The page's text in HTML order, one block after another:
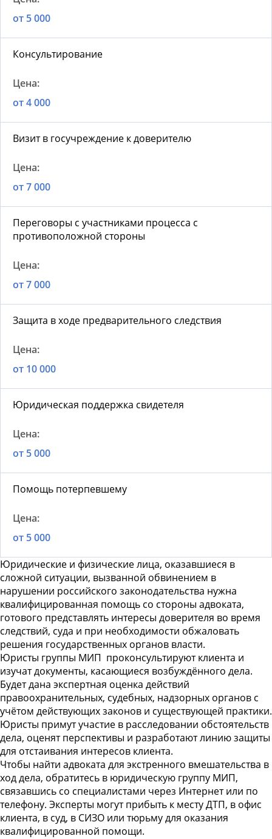
от 5 000
Консультирование
от 4 000
Визит в госучреждение к доверителю
от 7 000
Переговоры с участниками процесса с
противоположной стороны
от 7 000
Защита в ходе предварительного следствия
от 10 000
Юридическая поддержка свидетеля
от 5 000
Помощь потерпевшему
от 5 000
Юридические и физические лица, оказавшиеся в
сложной ситуации, вызванной обвинением в
нарушении российского законодательства нужна
квалифицированная помощь со стороны адвоката,
готового представлять интересы доверителя во время
следствий, суда и при необходимости обжаловать
решения государственных органов власти.
Юристы группы МИП проконсультируют клиента и
изучат документы, касающиеся возбуждённого дела.
Будет дана экспертная оценка действий
правоохранительных, судебных, надзорных органов с
учётом действующих законов и существующей практики.
Юристы примут участие в расследовании обстоятельств
дела, оценят перспективы и разработают линию защиты
для отстаивания интересов клиента.
Чтобы найти адвоката для экстренного вмешательства в
ход дела, обратитесь в юридическую группу МИП,
связавшись со специалистами через Интернет или по
телефону. Эксперты могут прибыть к месту ДТП, в офис
клиента, в суд, в СИЗО или тюрьму для оказания
квалифицированной помощи.